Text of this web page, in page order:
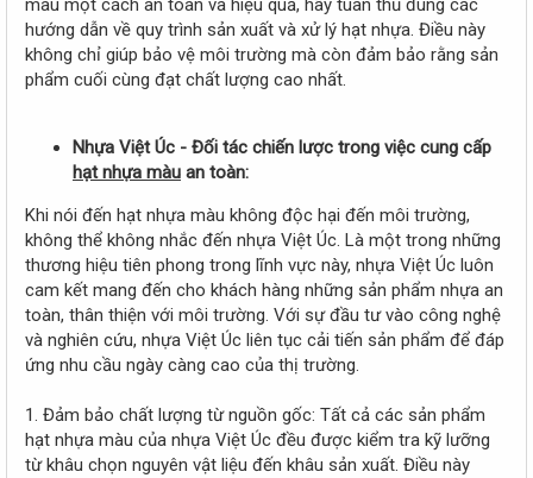
màu một cách an toàn và hiệu quả, hãy tuân thủ đúng các
hướng dẫn về quy trình sản xuất và xử lý hạt nhựa. Điều này
không chỉ giúp bảo vệ môi trường mà còn đảm bảo rằng sản
phẩm cuối cùng đạt chất lượng cao nhất.
Nhựa Việt Úc - Đối tác chiến lược trong việc cung cấp
hạt nhựa màu an toàn:
Khi nói đến hạt nhựa màu không độc hại đến môi trường,
không thể không nhắc đến nhựa Việt Úc. Là một trong những
thương hiệu tiên phong trong lĩnh vực này, nhựa Việt Úc luôn
cam kết mang đến cho khách hàng những sản phẩm nhựa an
toàn, thân thiện với môi trường. Với sự đầu tư vào công nghệ
và nghiên cứu, nhựa Việt Úc liên tục cải tiến sản phẩm để đáp
ứng nhu cầu ngày càng cao của thị trường.
1. Đảm bảo chất lượng từ nguồn gốc: Tất cả các sản phẩm
hạt nhựa màu của nhựa Việt Úc đều được kiểm tra kỹ lưỡng
từ khâu chọn nguyên vật liệu đến khâu sản xuất. Điều này